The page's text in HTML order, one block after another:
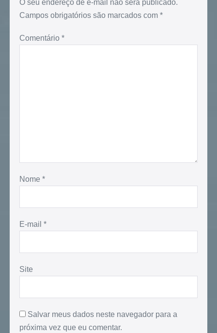
O seu endereço de e-mail não será publicado.
Campos obrigatórios são marcados com *
Comentário *
Nome *
E-mail *
Site
Salvar meus dados neste navegador para a
próxima vez que eu comentar.